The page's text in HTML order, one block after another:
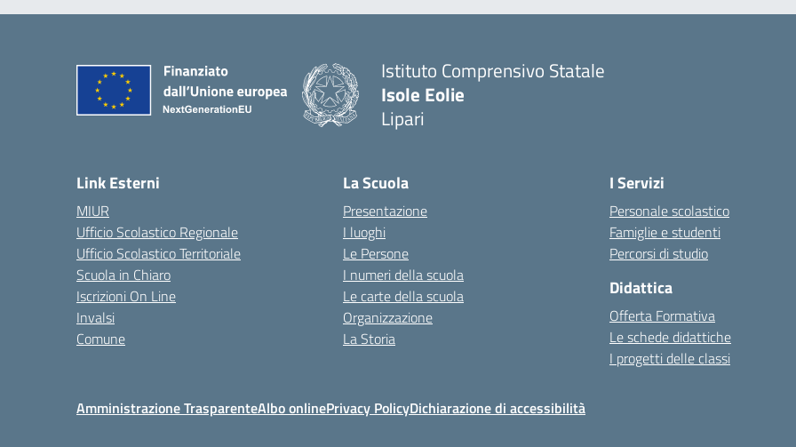
Istituto Comprensivo Statale
Isole Eolie
Lipari
Link Esterni
MIUR
Ufficio Scolastico Regionale
Ufficio Scolastico Territoriale
Scuola in Chiaro
Iscrizioni On Line
Invalsi
Comune
La Scuola
Presentazione
I luoghi
Le Persone
I numeri della scuola
Le carte della scuola
Organizzazione
La Storia
I Servizi
Personale scolastico
Famiglie e studenti
Percorsi di studio
Didattica
Offerta Formativa
Le schede didattiche
I progetti delle classi
Amministrazione TrasparenteAlbo onlinePrivacy PolicyDichiarazione di accessibilità